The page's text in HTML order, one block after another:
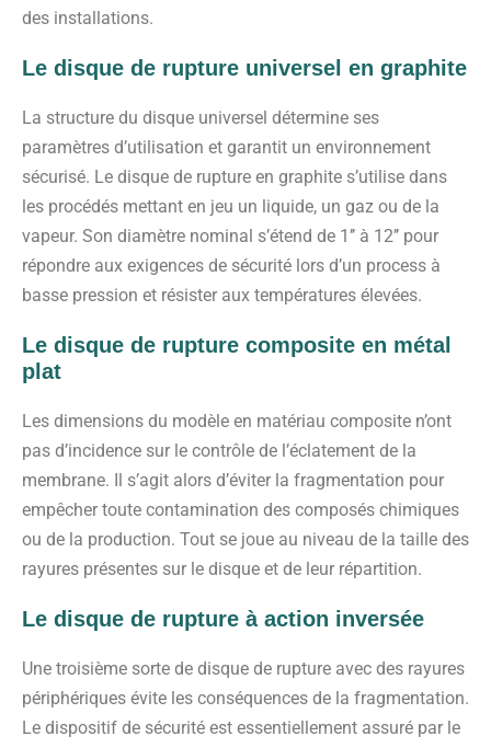
des installations.
Le disque de rupture universel en graphite
La structure du disque universel détermine ses
paramètres d’utilisation et garantit un environnement
sécurisé. Le disque de rupture en graphite s’utilise dans
les procédés mettant en jeu un liquide, un gaz ou de la
vapeur. Son diamètre nominal s’étend de 1’’ à 12’’ pour
répondre aux exigences de sécurité lors d’un process à
basse pression et résister aux températures élevées.
Le disque de rupture composite en métal
plat
Les dimensions du modèle en matériau composite n’ont
pas d’incidence sur le contrôle de l’éclatement de la
membrane. Il s’agit alors d’éviter la fragmentation pour
empêcher toute contamination des composés chimiques
ou de la production. Tout se joue au niveau de la taille des
rayures présentes sur le disque et de leur répartition.
Le disque de rupture à action inversée
Une troisième sorte de disque de rupture avec des rayures
périphériques évite les conséquences de la fragmentation.
Le dispositif de sécurité est essentiellement assuré par le